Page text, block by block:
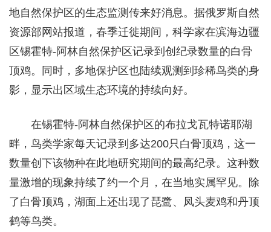
地自然保护区的生态监测传来好消息。据俄罗斯自然
资源部网站报道，春季迁徙期间，科学家在滨海边疆
区锡霍特-阿林自然保护区记录到创纪录数量的白骨
顶鸡。同时，多地保护区也陆续观测到珍稀鸟类的身
影，显示出区域生态环境的持续向好。
在锡霍特-阿林自然保护区的布拉戈瓦特诺耶湖
畔，鸟类学家每天记录到多达200只白骨顶鸡，这一
数量创下该物种在此地研究期间的最高纪录。这种数
量激增的现象持续了约一个月，在当地实属罕见。除
了白骨顶鸡，湖面上还出现了琵鹭、凤头麦鸡和丹顶
鹤等鸟类。